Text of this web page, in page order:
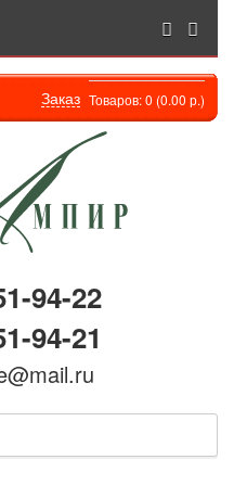
Заказ Товаров: 0 (0.00 р.)
94-22
94-21